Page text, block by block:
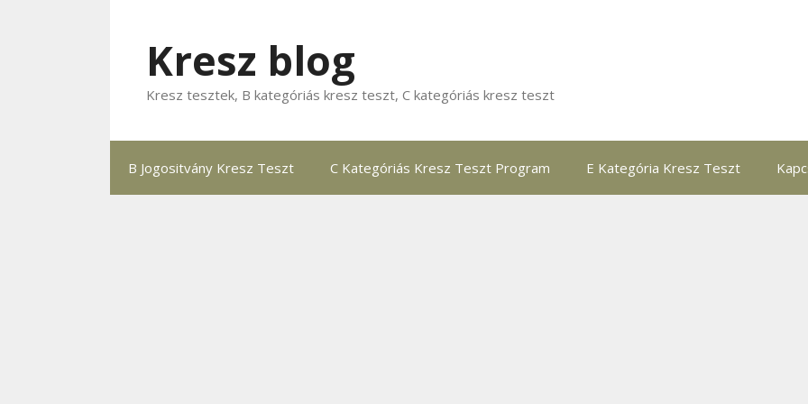
Kresz blog
Kresz tesztek, B kategóriás kresz teszt, C kategóriás kresz teszt
B Jogositvány Kresz Teszt C Kategóriás Kresz Teszt Program E Kategória Kresz Teszt